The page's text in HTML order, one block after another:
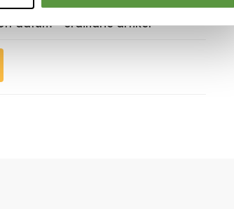
datum – ordinarie artikel